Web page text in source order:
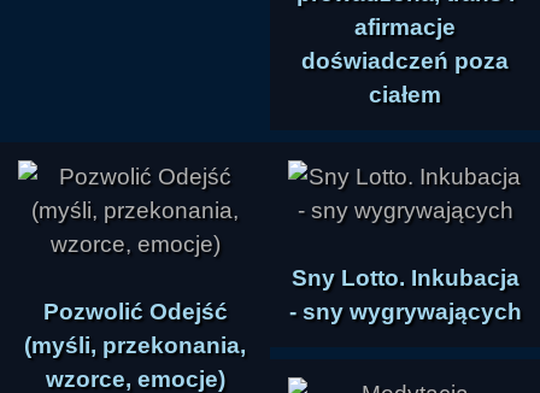
afirmacje
doświadczeń poza
ciałem
Pozwolić Odejść
(myśli, przekonania,
wzorce, emocje)
Sny Lotto. Inkubacja
- sny wygrywających